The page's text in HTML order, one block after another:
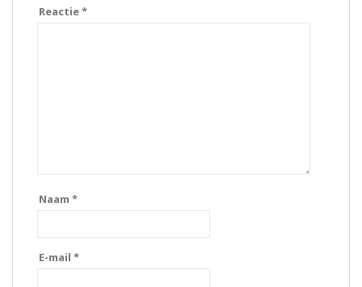
Reactie*
Naam *
E-mail *